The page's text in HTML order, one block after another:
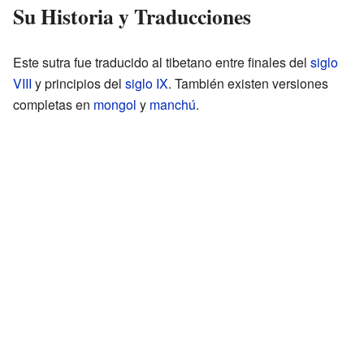
Su Historia y Traducciones
Este sutra fue traducido al tibetano entre finales del siglo
VIII y principios del siglo IX. También existen versiones
completas en mongol y manchú.